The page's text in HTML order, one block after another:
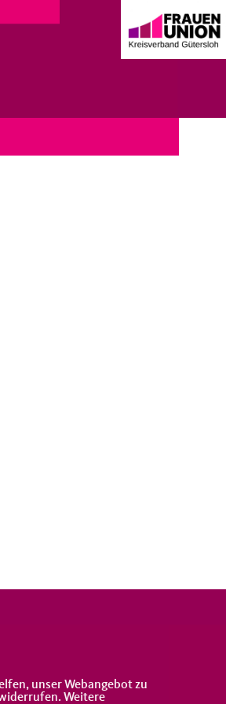
unser Webangebot zu
Weitere